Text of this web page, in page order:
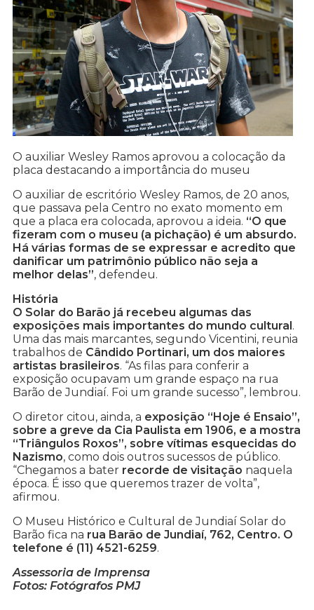
O auxiliar Wesley Ramos aprovou a colocação da
placa destacando a importância do museu
O auxiliar de escritório Wesley Ramos, de 20 anos,
que passava pela Centro no exato momento em
que a placa era colocada, aprovou a ideia. “O que
fizeram com o museu (a pichação) é um absurdo.
Há várias formas de se expressar e acredito que
danificar um patrimônio público não seja a
melhor delas”, defendeu.
História
O Solar do Barão já recebeu algumas das
exposições mais importantes do mundo cultural.
Uma das mais marcantes, segundo Vicentini, reunia
trabalhos de Cândido Portinari, um dos maiores
artistas brasileiros. “As filas para conferir a
exposição ocupavam um grande espaço na rua
Barão de Jundiaí. Foi um grande sucesso”, lembrou.
O diretor citou, ainda, a exposição “Hoje é Ensaio”,
sobre a greve da Cia Paulista em 1906, e a mostra
“Triângulos Roxos”, sobre vítimas esquecidas do
Nazismo, como dois outros sucessos de público.
“Chegamos a bater recorde de visitação naquela
época. É isso que queremos trazer de volta”,
afirmou.
O Museu Histórico e Cultural de Jundiaí Solar do
Barão fica na rua Barão de Jundiaí, 762, Centro. O
telefone é (11) 4521-6259.
Assessoria de Imprensa
Fotos: Fotógrafos PMJ